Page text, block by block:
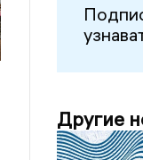
Другие